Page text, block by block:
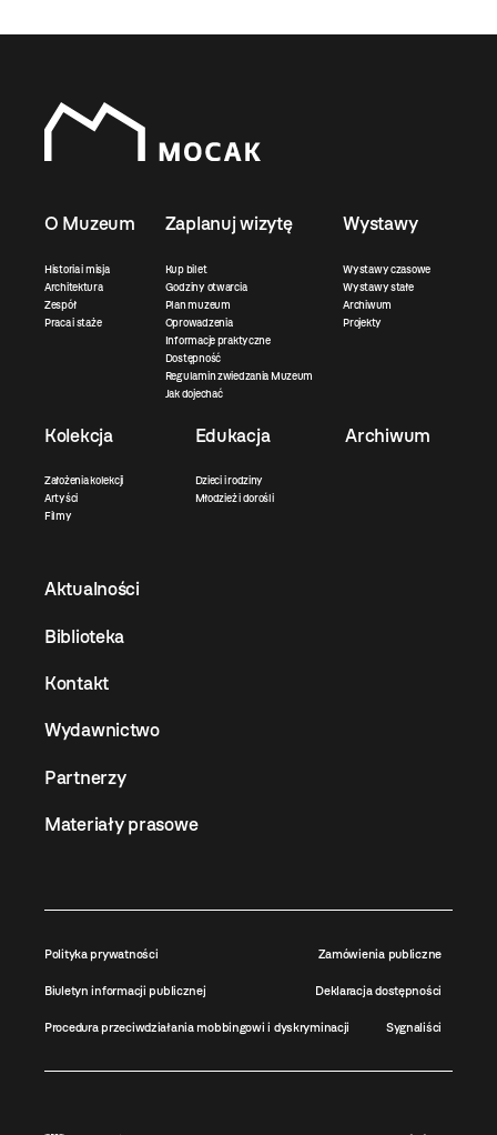
O Muzeum
Historia i misja
Architektura
Zespół
Praca i staże
Zaplanuj wizytę
Kup bilet
Godziny otwarcia
Plan muzeum
Oprowadzenia
Informacje praktyczne
Dostępność
Regulamin zwiedzania Muzeum
Jak dojechać
Wystawy
Wystawy czasowe
Wystawy stałe
Archiwum
Projekty
Kolekcja
Założenia kolekcji
Artyści
Filmy
Edukacja
Dzieci i rodziny
Młodzież i dorośli
Archiwum
Aktualności
Biblioteka
Kontakt
Wydawnictwo
Partnerzy
Materiały prasowe
Polityka prywatności Zamówienia publiczne
Biuletyn informacji publicznej Deklaracja dostępności
Procedura przeciwdziałania mobbingowi i dyskryminacji Sygnaliści